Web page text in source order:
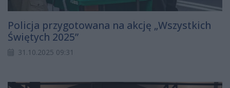
Policja przygotowana na akcję „Wszystkich
Świętych 2025”
31.10.2025 09:31